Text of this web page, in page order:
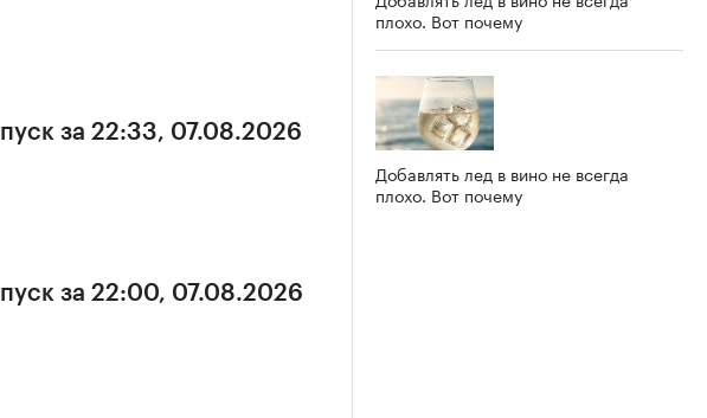
за 22:33, 07.08.2026
за 22:00, 07.08.2026
плохо. Вот почему
Добавлять лед в вино не всегда
плохо. Вот почему